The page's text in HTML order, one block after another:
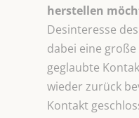
herstellen
Desinteresse
dabei eine große
geglaubte
wieder zurück
Kontakt